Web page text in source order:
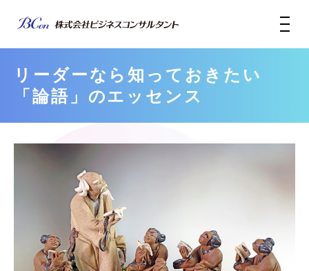
リーダーなら知っておきたい
「論語」のエッセンス